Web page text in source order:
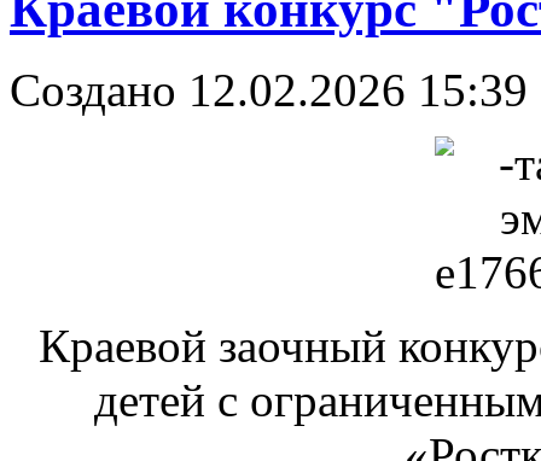
Создано 12.02.2026 15:39
Краевой заочный
детей с